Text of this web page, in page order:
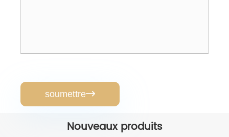
soumettre
Nouveaux produits